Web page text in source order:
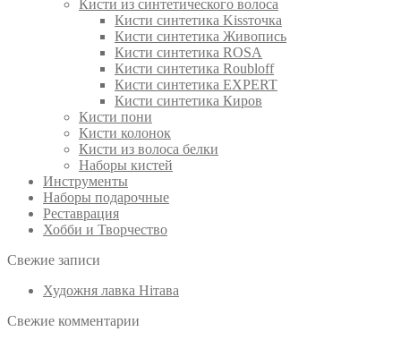
Кисти из синтетического волоса
Кисти синтетика Kissточка
Кисти синтетика Живопись
Кисти синтетика ROSA
Кисти синтетика Roubloff
Кисти синтетика EXPERT
Кисти синтетика Киров
Кисти пони
Кисти колонок
Кисти из волоса белки
Наборы кистей
Инструменты
Наборы подарочные
Реставрация
Хобби и Творчество
Свежие записи
Художня лавка Нітава
Свежие комментарии